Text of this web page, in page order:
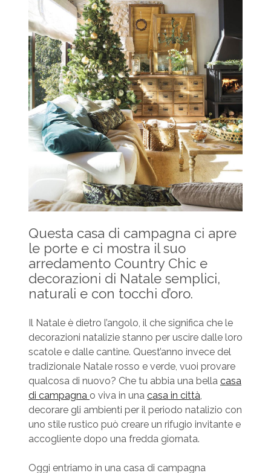
Questa casa di campagna ci apre
le porte e ci mostra il suo
arredamento Country Chic e
decorazioni di Natale semplici,
naturali e con tocchi d’oro.
Il Natale è dietro l’angolo, il che significa che le
decorazioni natalizie stanno per uscire dalle loro
scatole e dalle cantine. Quest’anno invece del
tradizionale Natale rosso e verde, vuoi provare
qualcosa di nuovo? Che tu abbia una bella casa
di campagna o viva in una casa in città,
decorare gli ambienti per il periodo natalizio con
uno stile rustico può creare un rifugio invitante e
accogliente dopo una fredda giornata.
Oggi entriamo in una casa di campagna